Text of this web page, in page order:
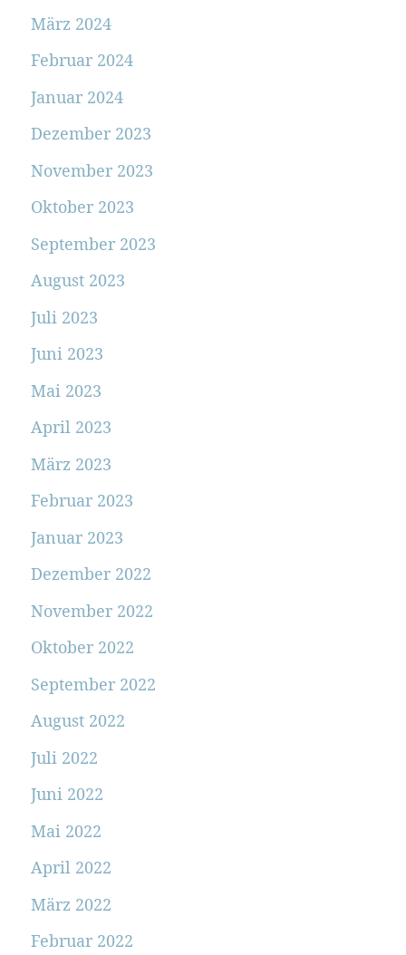
März 2024
Februar 2024
Januar 2024
Dezember 2023
November 2023
Oktober 2023
September 2023
August 2023
Juli 2023
Juni 2023
Mai 2023
April 2023
März 2023
Februar 2023
Januar 2023
Dezember 2022
November 2022
Oktober 2022
September 2022
August 2022
Juli 2022
Juni 2022
Mai 2022
April 2022
März 2022
Februar 2022